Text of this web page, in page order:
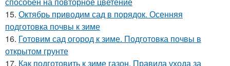
15. Октябрь приводим сад в порядок. Осенняя
подготовка почвы к зиме
16. Готовим сад огород к зиме. Подготовка почвы в
открытом грунте
17. Как подготовить к зиме газон. Правила ухода за